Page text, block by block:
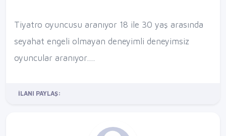
Tiyatro oyuncusu aranıyor 18 ile 30 yaş arasında
seyahat engeli olmayan deneyimli deneyimsiz
oyuncular aranıyor....
İLANI PAYLAŞ: